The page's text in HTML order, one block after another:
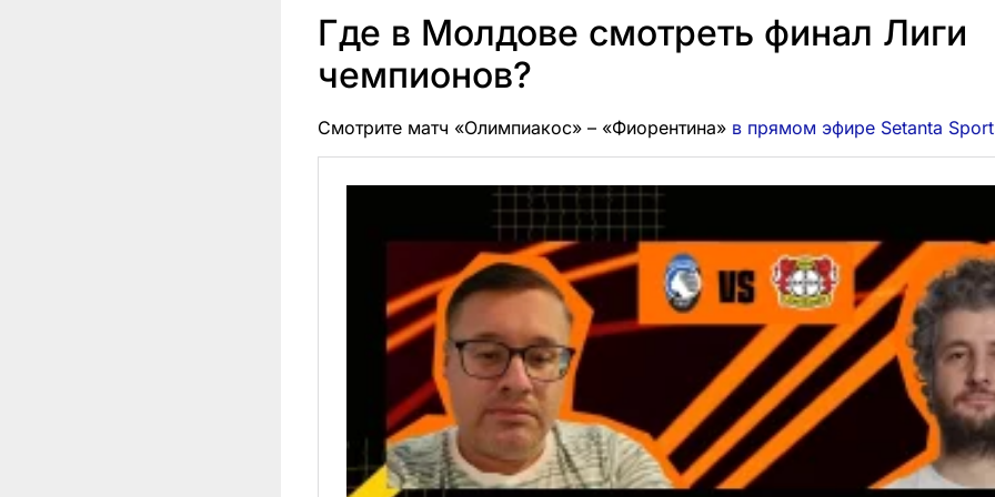
Где в Молдове смотреть финал Лиги
чемпионов?
Смотрите матч «Олимпиакос» – «Фиорентина» в прямом эфире Setanta